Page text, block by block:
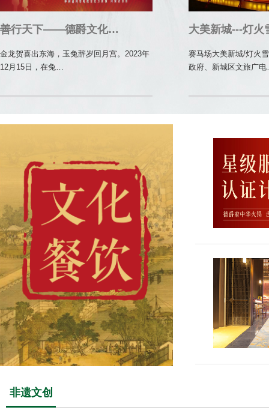
善行天下——德爵文化…
金龙贺喜出东海，玉兔辞岁回月宫。2023年
12月15日，在兔…
大美新城---灯
赛马场大美新城/灯火
政府、新城区文旅广
非遗文创